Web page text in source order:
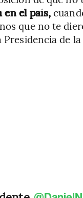
en el país,
que no te
Presidencia de